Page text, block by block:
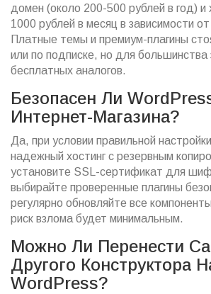
домен (около 200-500 рублей в год) и
1000 рублей в месяц в зависимости от
Платные темы и премиум-плагины
или по подписке, но для большинства
бесплатных аналогов.
Безопасен Ли
Интернет-Магазина?
Да, при условии правильной
надежный хостинг с резервным
установите SSL-сертификат для
выбирайте проверенные плагины
регулярно обновляйте все
риск взлома будет минимальным.
Можно Ли Перенести
Другого Конструктора
WordPress?